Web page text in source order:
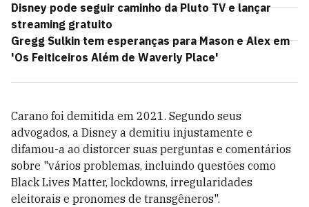
Disney pode seguir caminho da Pluto TV e lançar
streaming gratuito
Gregg Sulkin tem esperanças para Mason e Alex em
'Os Feiticeiros Além de Waverly Place'
Carano foi demitida em 2021. Segundo seus
advogados, a Disney a demitiu injustamente e
difamou-a ao distorcer suas perguntas e comentários
sobre "vários problemas, incluindo questões como
Black Lives Matter, lockdowns, irregularidades
eleitorais e pronomes de transgêneros".